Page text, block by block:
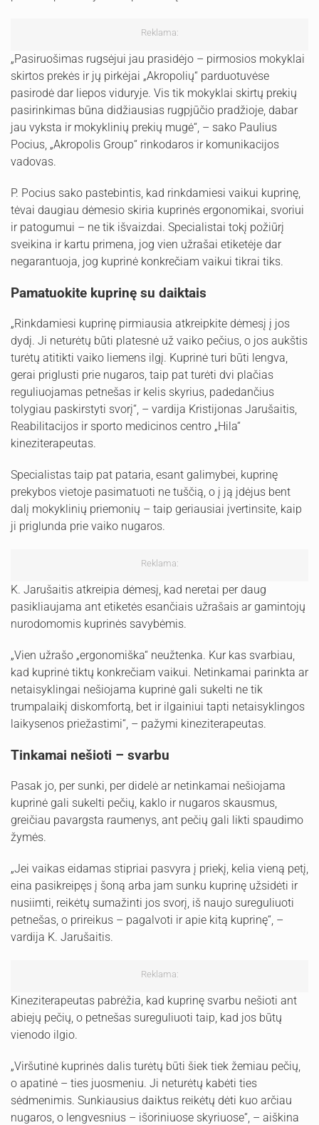
Reklama:
„Pasiruošimas rugsėjui jau prasidėjo – pirmosios mokyklai
skirtos prekės ir jų pirkėjai „Akropolių“ parduotuvėse
pasirodė dar liepos viduryje. Vis tik mokyklai skirtų prekių
pasirinkimas būna didžiausias rugpjūčio pradžioje, dabar
jau vyksta ir mokyklinių prekių mugė“, – sako Paulius
Pocius, „Akropolis Group“ rinkodaros ir komunikacijos
vadovas.
P. Pocius sako pastebintis, kad rinkdamiesi vaikui kuprinę,
tėvai daugiau dėmesio skiria kuprinės ergonomikai, svoriui
ir patogumui – ne tik išvaizdai. Specialistai tokį požiūrį
sveikina ir kartu primena, jog vien užrašai etiketėje dar
negarantuoja, jog kuprinė konkrečiam vaikui tikrai tiks.
Pamatuokite kuprinę su daiktais
„Rinkdamiesi kuprinę pirmiausia atkreipkite dėmesį į jos
dydį. Ji neturėtų būti platesnė už vaiko pečius, o jos aukštis
turėtų atitikti vaiko liemens ilgį. Kuprinė turi būti lengva,
gerai priglusti prie nugaros, taip pat turėti dvi plačias
reguliuojamas petnešas ir kelis skyrius, padedančius
tolygiau paskirstyti svorį“, – vardija Kristijonas Jarušaitis,
Reabilitacijos ir sporto medicinos centro „Hila“
kineziterapeutas.
Specialistas taip pat pataria, esant galimybei, kuprinę
prekybos vietoje pasimatuoti ne tuščią, o į ją įdėjus bent
dalį mokyklinių priemonių – taip geriausiai įvertinsite, kaip
ji priglunda prie vaiko nugaros.
Reklama:
K. Jarušaitis atkreipia dėmesį, kad neretai per daug
pasikliaujama ant etiketės esančiais užrašais ar gamintojų
nurodomomis kuprinės savybėmis.
„Vien užrašo „ergonomiška“ neužtenka. Kur kas svarbiau,
kad kuprinė tiktų konkrečiam vaikui. Netinkamai parinkta ar
netaisyklingai nešiojama kuprinė gali sukelti ne tik
trumpalaikį diskomfortą, bet ir ilgainiui tapti netaisyklingos
laikysenos priežastimi“, – pažymi kineziterapeutas.
Tinkamai nešioti – svarbu
Pasak jo, per sunki, per didelė ar netinkamai nešiojama
kuprinė gali sukelti pečių, kaklo ir nugaros skausmus,
greičiau pavargsta raumenys, ant pečių gali likti spaudimo
žymės.
„Jei vaikas eidamas stipriai pasvyra į priekį, kelia vieną petį,
eina pasikreipęs į šoną arba jam sunku kuprinę užsidėti ir
nusiimti, reikėtų sumažinti jos svorį, iš naujo sureguliuoti
petnešas, o prireikus – pagalvoti ir apie kitą kuprinę“, –
vardija K. Jarušaitis.
Reklama:
Kineziterapeutas pabrėžia, kad kuprinę svarbu nešioti ant
abiejų pečių, o petnešas sureguliuoti taip, kad jos būtų
vienodo ilgio.
„Viršutinė kuprinės dalis turėtų būti šiek tiek žemiau pečių,
o apatinė – ties juosmeniu. Ji neturėtų kabėti ties
sėdmenimis. Sunkiausius daiktus reikėtų dėti kuo arčiau
nugaros, o lengvesnius – išoriniuose skyriuose“, – aiškina